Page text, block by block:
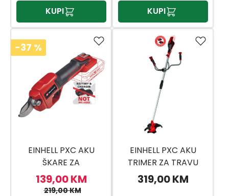
KUPI KUPI
-37 %
EINHELL PXC AKU
ŠKARE ZA
OBREZIVANJE GE-LS 18
LI-SOLO
139,00 KM
219,00 KM
EINHELL PXC AKU
TRIMER ZA TRAVU
AGILLO 18/200
319,00 KM